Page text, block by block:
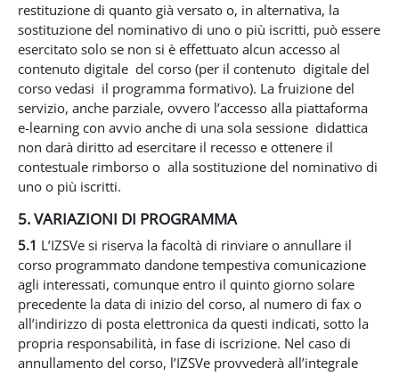
restituzione di quanto già versato o, in alternativa, la
sostituzione del nominativo di uno o più iscritti, può essere
esercitato solo se non si è effettuato alcun accesso al
contenuto digitale del corso (per il contenuto digitale del
corso vedasi il programma formativo). La fruizione del
servizio, anche parziale, ovvero l’accesso alla piattaforma
e-learning con avvio anche di una sola sessione didattica
non darà diritto ad esercitare il recesso e ottenere il
contestuale rimborso o alla sostituzione del nominativo di
uno o più iscritti.
5. VARIAZIONI DI PROGRAMMA
5.1 L’IZSVe si riserva la facoltà di rinviare o annullare il
corso programmato dandone tempestiva comunicazione
agli interessati, comunque entro il quinto giorno solare
precedente la data di inizio del corso, al numero di fax o
all’indirizzo di posta elettronica da questi indicati, sotto la
propria responsabilità, in fase di iscrizione. Nel caso di
annullamento del corso, l’IZSVe provvederà all’integrale